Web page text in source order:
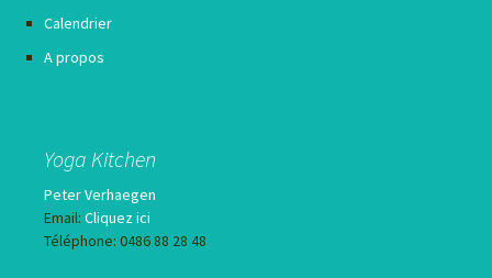
Calendrier
A propos
Yoga Kitchen
Peter Verhaegen
Email: Cliquez ici
Téléphone: 0486 88 28 48